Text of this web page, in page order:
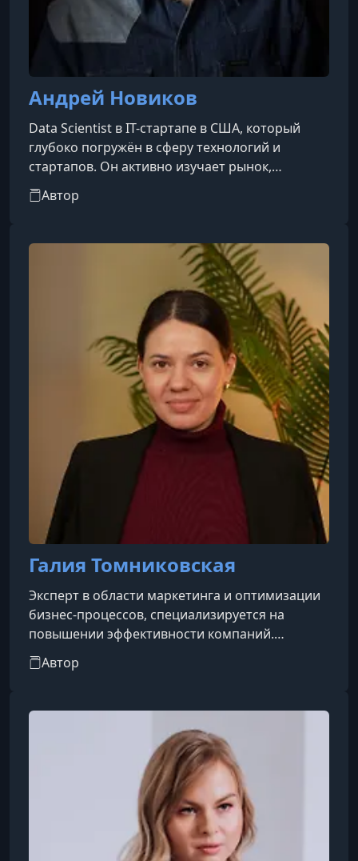
Андрей Новиков
Data Scientist в IT-стартапе в США, который
глубоко погружён в сферу технологий и
стартапов. Он активно изучает рынок,
процессы разработки продуктов, карьерные
возможности и уровень доходов в IT. Делится
собеседований и создания IT-продуктов до
разбора технологий и индустрии стартапов.
Также регулярно рассказывает о новых
трендах, историях компаний и процессе
привлечения инвестиций, раскрывая изнутри
Автор
Галия Томниковская
Эксперт в области маркетинга и оптимизации
бизнес-процессов, специализируется на
повышении эффективности компаний.
Помогает выстраивать системные стратегии
продвижения, улучшать внутренние процессы
Автор